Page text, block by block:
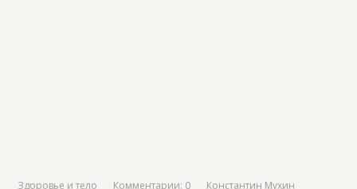
Здоровье и тело Комментарии: 0 Константин Мухин